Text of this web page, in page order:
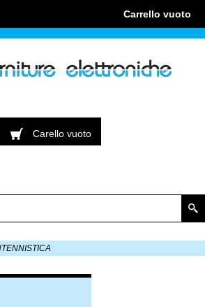
Carrello vuoto
Carello vuoto